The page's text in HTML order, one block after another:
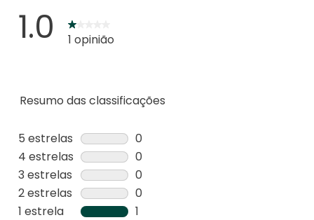
Resumo das classificações
5 estrelas estrelas
0
0
análise
com
5
4 estrelas estrelas
0
0
análise
com
3 estrelas estrelas
0
0
análise
2 estrelas estrelas
0
0
1 estrela estrelas
1
1.0 1 opinião